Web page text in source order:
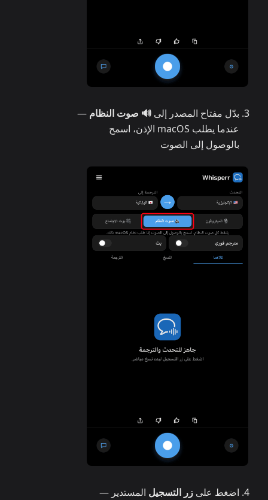
بدّل مفتاح المصدر إلى 🔊 صوت النظام —
عندما يطلب macOS الإذن، اسمح
بالوصول إلى الصوت
اضغط على زر التسجيل المستدير —